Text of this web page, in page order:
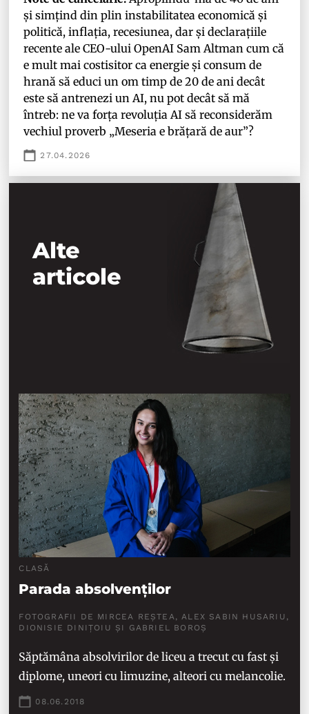
și simțind din plin instabilitatea economică și
politică, inflația, recesiunea, dar și declarațiile
recente ale CEO-ului OpenAI Sam Altman cum că
e mult mai costisitor ca energie și consum de
hrană să educi un om timp de 20 de ani decât
este să antrenezi un AI, nu pot decât să mă
întreb: ne va forța revoluția AI să reconsiderăm
vechiul proverb „Meseria e brățară de aur”?
27.04.2026
Alte
articole
CLASĂ
Parada absolvenților
FOTOGRAFII DE MIRCEA REȘTEA, ALEX SABIN HUSARIU,
DIONISIE DINIȚOIU ȘI GABRIEL BOROȘ
Săptămâna absolvirilor de liceu a trecut cu fast și
diplome, uneori cu limuzine, alteori cu melancolie.
08.06.2018